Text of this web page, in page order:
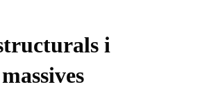
i